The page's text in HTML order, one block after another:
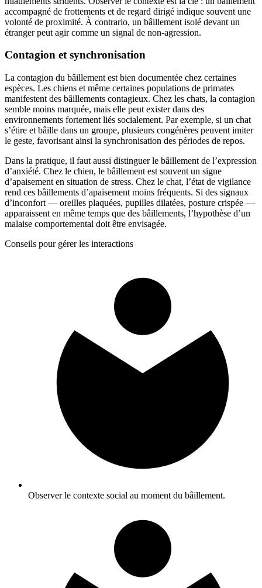
accompagné de frottements et de regard dirigé indique souvent une
volonté de proximité. À contrario, un bâillement isolé devant un
étranger peut agir comme un signal de non-agression.
Contagion et synchronisation
La contagion du bâillement est bien documentée chez certaines
espèces. Les chiens et même certaines populations de primates
manifestent des bâillements contagieux. Chez les chats, la contagion
semble moins marquée, mais elle peut exister dans des
environnements fortement liés socialement. Par exemple, si un chat
s’étire et bâille dans un groupe, plusieurs congénères peuvent imiter
le geste, favorisant ainsi la synchronisation des périodes de repos.
Dans la pratique, il faut aussi distinguer le bâillement de l’expression
d’anxiété. Chez le chien, le bâillement est souvent un signe
d’apaisement en situation de stress. Chez le chat, l’état de vigilance
rend ces bâillements d’apaisement moins fréquents. Si des signaux
d’inconfort — oreilles plaquées, pupilles dilatées, posture crispée —
apparaissent en même temps que des bâillements, l’hypothèse d’un
malaise comportemental doit être envisagée.
Conseils pour gérer les interactions
Observer le contexte social au moment du bâillement.